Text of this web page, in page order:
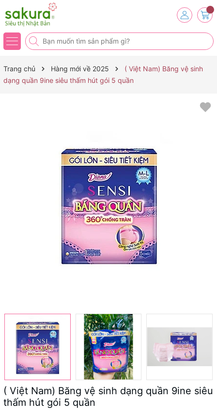
Trang chủ Hàng mới về 2025
( Việt Nam) Băng vệ sinh
dạng quần 9ine siêu thấm hút gói 5 quần
( Việt Nam) Băng vệ sinh dạng quần 9ine siêu
thấm hút gói 5 quần